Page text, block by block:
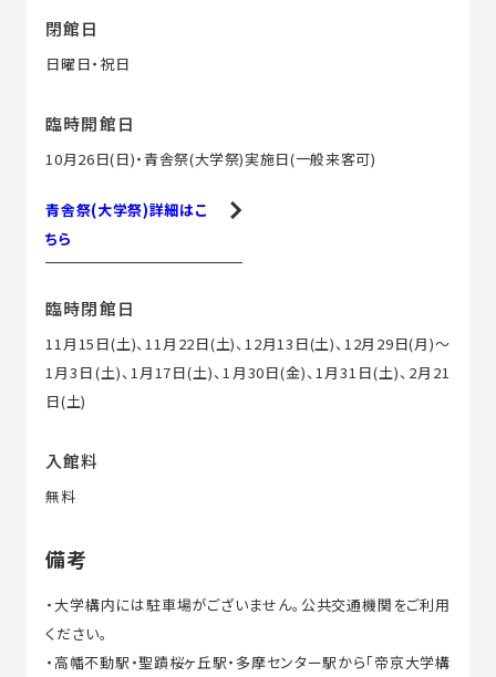
閉館日
日曜日・祝日
臨時開館日
10月26日(日)・青舎祭(大学祭)実施日(一般来客可)
青舎祭(大学祭)詳細はこ
ちら
臨時閉館日
11月15日(土)、11月22日(土)、12月13日(土)、12月29日(月)～
1月3日(土)、1月17日(土)、1月30日(金)、1月31日(土)、2月21
日(土)
入館料
無料
備考
・大学構内には駐車場がございません。公共交通機関をご利用
ください。
・高幡不動駅・聖蹟桜ヶ丘駅・多摩センター駅から「帝京大学構